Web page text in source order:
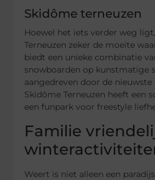
Skidôme terneuzen
Hoewel het iets verder weg
Terneuzen zeker de moeite
biedt een unieke combinatie
snowboarden op kunstmatige
aangedreven door de
Skidôme Terneuzen heeft een
een funpark voor freestyle
Familie
Weert is niet alleen een